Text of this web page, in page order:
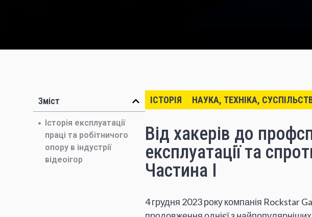
Зміст
Історія експлуатації
праці та робітничого
опору в індустрії
відеоігор
ІСТОРІЯ НАУКА, ТЕХНІКА,
Від хакерів до
експлуатації та
Частина І
4 грудня 2023 року компанія Rockstar